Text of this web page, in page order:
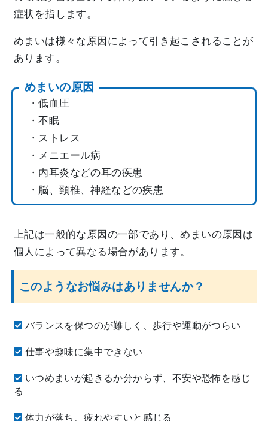
症状を指します。
めまいは様々な原因によって引き起こされることが
あります。
めまいの原因
・低血圧
・不眠
・ストレス
・メニエール病
・内耳炎などの耳の疾患
・脳、頸椎、神経などの疾患
上記は一般的な原因の一部であり、めまいの原因は
個人によって異なる場合があります。
このようなお悩みはありませんか？
バランスを保つのが難しく、歩行や運動がつらい
仕事や趣味に集中できない
いつめまいが起きるか分からず、不安や恐怖を感じ
る
体力が落ち、疲れやすいと感じる